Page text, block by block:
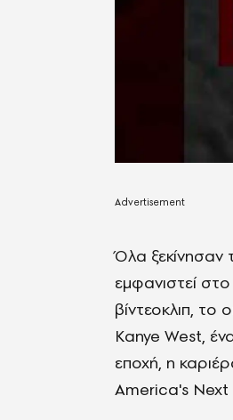
Όλα ξεκίνησαν
εμφανιστεί
βίντεοκλιπ, το
Kanye West,
εποχή, η
America's Next